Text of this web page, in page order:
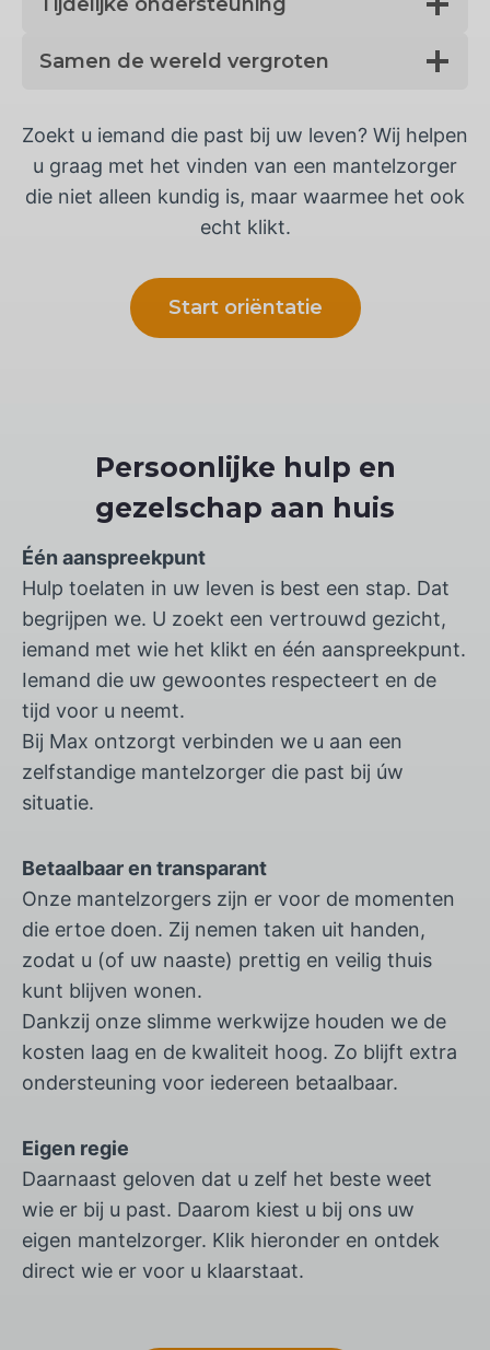
Samen de wereld vergroten
Zoekt u iemand die past bij uw leven? Wij helpen
u graag met het vinden van een mantelzorger
die niet alleen kundig is, maar waarmee het ook
echt klikt.
Start oriëntatie
Persoonlijke hulp en
gezelschap aan huis
Één aanspreekpunt
Hulp toelaten in uw leven is best een stap. Dat
begrijpen we. U zoekt een vertrouwd gezicht,
iemand met wie het klikt en één aanspreekpunt.
Iemand die uw gewoontes respecteert en de
tijd voor u neemt.
Bij Max ontzorgt verbinden we u aan een
zelfstandige mantelzorger die past bij úw
situatie.
Betaalbaar en transparant
Onze mantelzorgers zijn er voor de momenten
die ertoe doen. Zij nemen taken uit handen,
zodat u (of uw naaste) prettig en veilig thuis
kunt blijven wonen.
Dankzij onze slimme werkwijze houden we de
kosten laag en de kwaliteit hoog. Zo blijft extra
ondersteuning voor iedereen betaalbaar.
Eigen regie
Daarnaast geloven dat u zelf het beste weet
wie er bij u past. Daarom kiest u bij ons uw
eigen mantelzorger. Klik hieronder en ontdek
direct wie er voor u klaarstaat.